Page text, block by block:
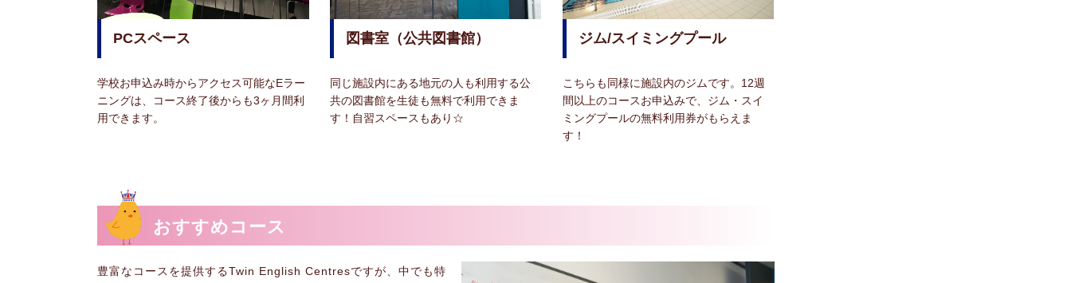
PCスペース
学校お申込み時からアクセス可能なEラー
ニングは、コース終了後からも3ヶ月間利
用できます。
図書室（公共図書館）
同じ施設内にある地元の人も利用する公
共の図書館を生徒も無料で利用できま
す！自習スペースもあり☆
ジム/スイミングプール
こちらも同様に施設内のジムです。12週
間以上のコースお申込みで、ジム・スイ
ミングプールの無料利用券がもらえま
す！
おすすめコース
豊富なコースを提供するTwin English Centresですが、中でも特